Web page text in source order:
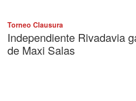
Torneo Clausura
Independiente Rivadavia
de Maxi Salas